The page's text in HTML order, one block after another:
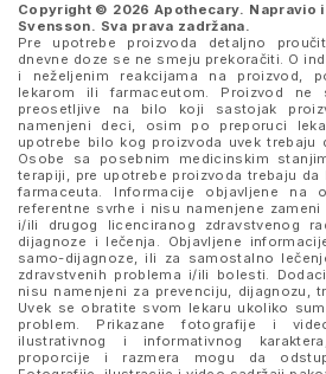
Copyright © 2026 Apothecary. Napravio
Svensson. Sva prava zadržana.
Pre upotrebe proizvoda detaljno
dnevne doze se ne smeju prekoračiti. O
i neželjenim reakcijama na proizvod,
lekarom ili farmaceutom. Proizvod
preosetljive na bilo koji sastojak
namenjeni deci, osim po preporuci
upotrebe bilo kog proizvoda uvek trebaju
Osobe sa posebnim medicinskim
terapiji, pre upotrebe proizvoda trebaju
farmaceuta. Informacije objavljene
referentne svrhe i nisu namenjene
i/ili drugog licenciranog zdravstvenog
dijagnoze i lečenja. Objavljene
samo-dijagnoze, ili za samostalno
zdravstvenih problema i/ili bolesti.
nisu namenjeni za prevenciju, dijagnozu,
Uvek se obratite svom lekaru ukoliko
problem. Prikazane fotografije i
ilustrativnog i informativnog
proporcije i razmera mogu da